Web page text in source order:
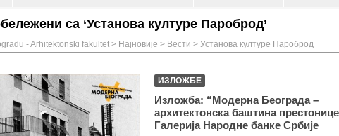
са ‘Установа културе Пароброд’
- Arhitektonski fakultet > Најновије > Вести > Установа културе Пароброд
ИЗЛОЖБЕ
Изложба: “Модерна Београда –
архитектонска баштина
Галерија Народне банке Србије